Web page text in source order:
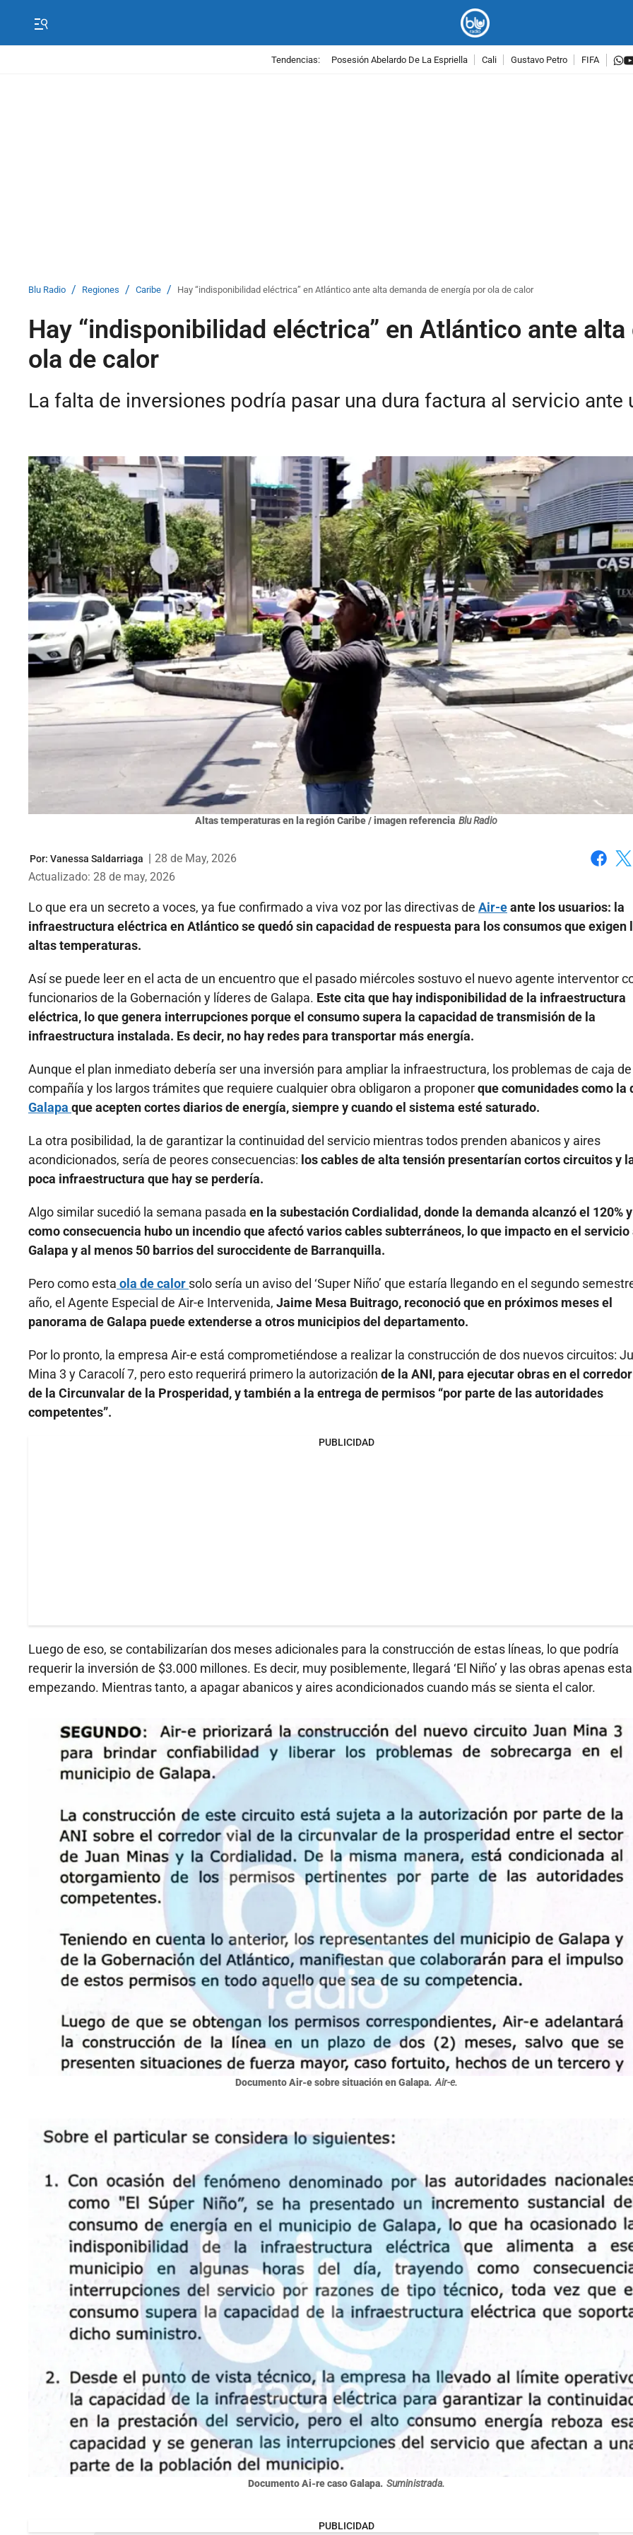
Tendencias: Posesión Abelardo De La Espriella Cali Gustavo Petro FIFA
Blu Radio / Regiones / Caribe / Hay “indisponibilidad eléctrica” en Atlántico ante alta demanda de energía por ola de calor
Hay “indisponibilidad eléctrica” en Atlántico ante
ola de calor
La falta de inversiones podría pasar una dura factura al servicio ante
Altas temperaturas en la región Caribe / imagen referencia Blu Radio
Por: Vanessa Saldarriaga | 28 de May, 2026
Actualizado: 28 de may, 2026
Lo que era un secreto a voces, ya fue confirmado a viva voz por las directivas de Air-eante los usuarios: la
infraestructura eléctrica en Atlántico se quedó sin capacidad de respuesta para los consumos que exigen
altas temperaturas.
Así se puede leer en el acta de un encuentro que el pasado miércoles sostuvo el nuevo agente interventor
funcionarios de la Gobernación y líderes de Galapa. Este cita que hay indisponibilidad de la infraestructura
eléctrica, lo que genera interrupciones porque el consumo supera la capacidad de transmisión de la
infraestructura instalada. Es decir, no hay redes para transportar más energía.
Aunque el plan inmediato debería ser una inversión para ampliar la infraestructura, los problemas de caja
compañía y los largos trámites que requiere cualquier obra obligaron a proponerque comunidades como la
Galapa que acepten cortes diarios de energía, siempre y cuando el sistema esté saturado.
La otra posibilidad, la de garantizar la continuidad del servicio mientras todos prenden abanicos y aires
acondicionados, sería de peores consecuencias: los cables de alta tensión presentarían cortos circuitos y
poca infraestructura que hay se perdería.
Algo similar sucedió la semana pasada en la subestación Cordialidad, donde la demanda alcanzó el 120% y
como consecuencia hubo un incendio que afectó varios cables subterráneos, lo que impacto en el servicio
Galapa y al menos 50 barrios del suroccidente de Barranquilla.
Pero como esta ola de calor solo sería un aviso del ‘Super Niño’ que estaría llegando en el segundo
año, el Agente Especial de Air-e Intervenida, Jaime Mesa Buitrago, reconoció que en próximos meses el
panorama de Galapa puede extenderse a otros municipios del departamento.
Por lo pronto, la empresa Air-e está comprometiéndose a realizar la construcción de dos nuevos circuitos:
Mina 3 y Caracolí 7, pero esto requerirá primero la autorización de la ANI, para ejecutar obras en el
de la Circunvalar de la Prosperidad, y también a la entrega de permisos “por parte de las autoridades
competentes”.
PUBLICIDAD
Luego de eso, se contabilizarían dos meses adicionales para la construcción de estas líneas, lo que podría
requerir la inversión de $3.000 millones. Es decir, muy posiblemente, llegará ‘El Niño’ y las obras apenas
empezando. Mientras tanto, a apagar abanicos y aires acondicionados cuando más se sienta el calor.
Documento Air-e sobre situación en Galapa. Air-e.
Documento Ai-re caso Galapa. Suministrada.
PUBLICIDAD